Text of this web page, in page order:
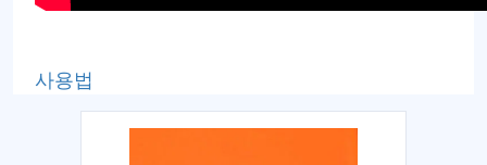
사용법